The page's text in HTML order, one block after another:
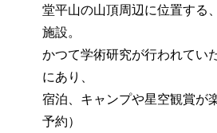
堂平山の山頂周辺に位置する
施設。
かつて学術研究が行われてい
にあり、
宿泊、キャンプや星空観賞が
予約）